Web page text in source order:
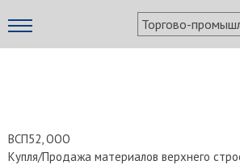
ВСП52, ООО
Купля/Продажа материалов верхнего
×